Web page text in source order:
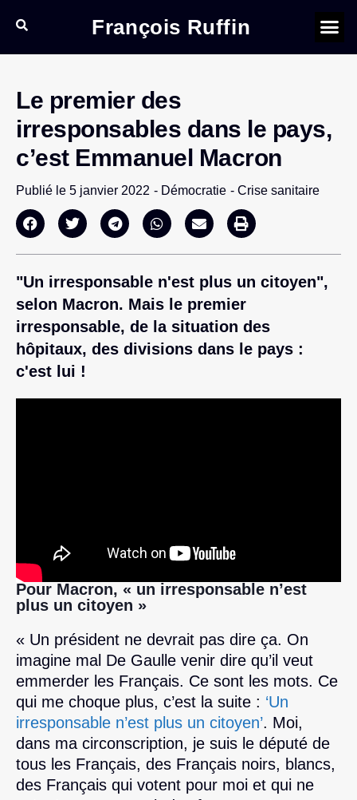
François Ruffin
Le premier des
irresponsables dans le pays,
c’est Emmanuel Macron
Publié le 5 janvier 2022 - Démocratie - Crise sanitaire
"Un irresponsable n'est plus un citoyen",
selon Macron. Mais le premier
irresponsable, de la situation des
hôpitaux, des divisions dans le pays :
c'est lui !
Pour Macron, « un irresponsable n’est
plus un citoyen »
« Un président ne devrait pas dire ça. On
imagine mal De Gaulle venir dire qu’il veut
emmerder les Français. Ce sont les mots. Ce
qui me choque plus, c’est la suite : ‘Un
irresponsable n’est plus un citoyen’. Moi,
dans ma circonscription, je suis le député de
tous les Français, des Français noirs, blancs,
des Français qui votent pour moi et qui ne